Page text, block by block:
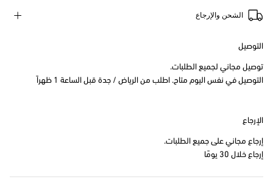
الشحن والإرجاع
التوصيل
توصيل مجاني لجميع الطلبات.
التوصيل في نفس اليوم متاح. اطلب من الرياض / جدة قبل الساعة 1 ظهراً
الإرجاع
إرجاع مجاني على جميع الطلبات.
إرجاع خلال 30 يومًا